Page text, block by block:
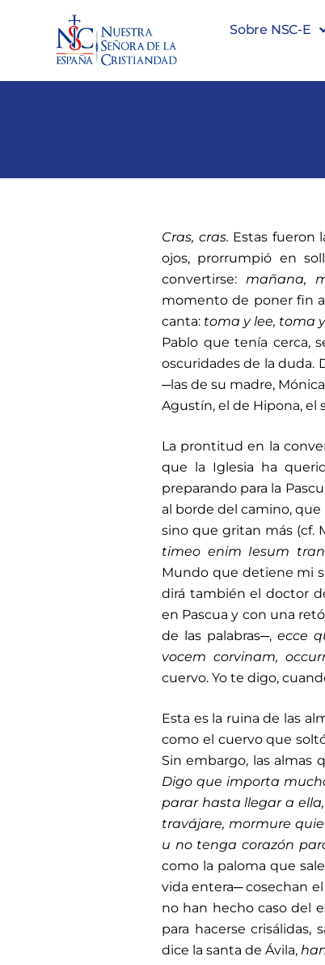
Sobre NSC-E
Cras, cras. Estas fueron
ojos, prorrumpió en
convertirse: mañana,
momento de poner fin
canta: toma y lee, toma
Pablo que tenía cerca,
oscuridades de la duda.
─las de su madre,
Agustín, el de Hipona, el
La prontitud en la
que la Iglesia ha
preparando para la
al borde del camino,
sino que gritan más (cf.
timeo enim Iesum
Mundo que detiene mi
dirá también el doctor
en Pascua y con una
de las palabras─, ecce
vocem corvinam,
cuervo. Yo te digo,
Esta es la ruina de las
como el cuervo que
Sin embargo, las almas
Digo que importa
parar hasta llegar a
travájare, mormure
u no tenga corazón
como la paloma que
vida entera─ cosechan
no han hecho caso del
para hacerse crisálidas,
dice la santa de Ávila,